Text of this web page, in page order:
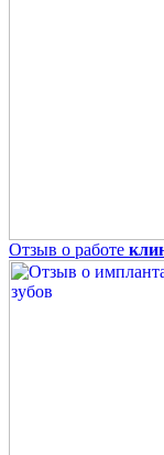
Отзыв о работе